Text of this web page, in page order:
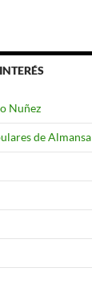
Nuñez
de Almansa